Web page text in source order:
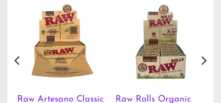
Raw Artesano Classic Raw Rolls Organic